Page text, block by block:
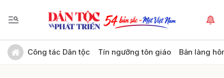
Công tác Dân tộc Tín ngưỡng tôn giáo Bản làng
Gửi bình luận